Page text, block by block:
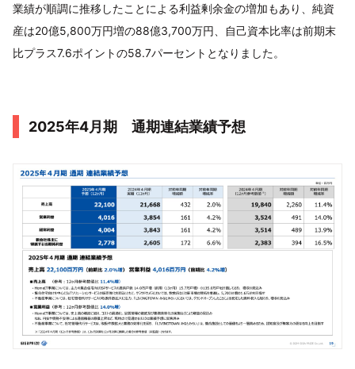
業績が順調に推移したことによる利益剰余金の増加もあり、純資
産は20億5,800万円増の88億3,700万円、自己資本比率は前期末
比プラス7.6ポイントの58.7パーセントとなりました。
2025年4月期 通期連結業績予想